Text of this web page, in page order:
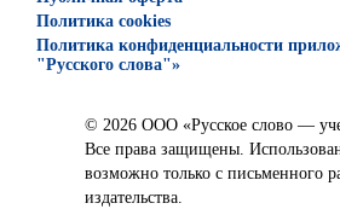
Политика cookies
Политика конфиденциальности
"Русского слова"»
© 2026 ООО «Русское слово —
Все права защищены.
возможно только с письменного
издательства.